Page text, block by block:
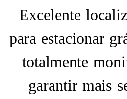
Excelente
para estacionar
totalmente
garantir mais